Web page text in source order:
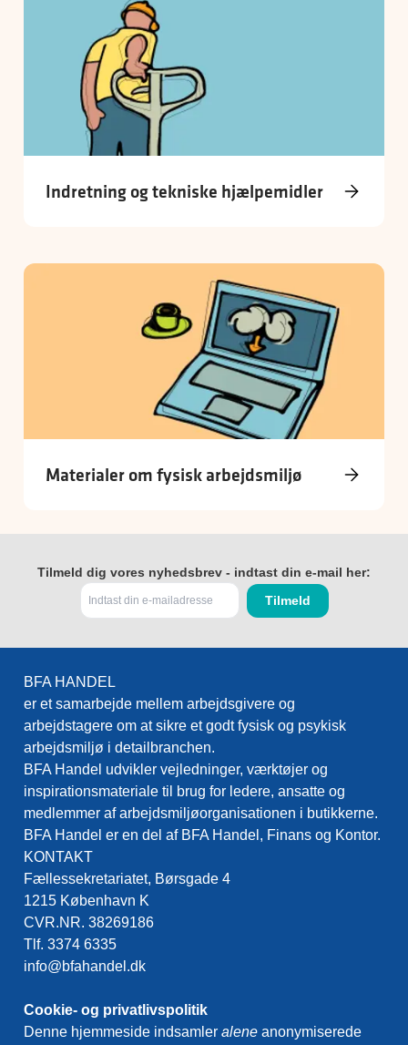
Indretning og tekniske hjælpemidler
Materialer om fysisk arbejdsmiljø
Tilmeld dig vores nyhedsbrev - indtast din e-mail her:
BFA HANDEL
er et samarbejde mellem arbejdsgivere og
arbejdstagere om at sikre et godt fysisk og psykisk
arbejdsmiljø i detailbranchen.
BFA Handel udvikler vejledninger, værktøjer og
inspirationsmateriale til brug for ledere, ansatte og
medlemmer af arbejdsmiljøorganisationen i butikkerne.
BFA Handel er en del af BFA Handel, Finans og Kontor.
KONTAKT
Fællessekretariatet, Børsgade 4
1215 København K
CVR.NR. 38269186
Tlf. 3374 6335
info@bfahandel.dk
Cookie- og privatlivspolitik
Denne hjemmeside indsamler alene anonymiserede